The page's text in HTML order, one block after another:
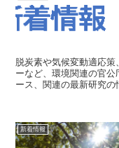
脱炭素や気候変動適応
ーなど、環境関連の官公
ース、関連の最新研究の
新着情報